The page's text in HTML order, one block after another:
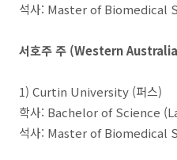
석사: Master of Biomedical
서호주 주 (Western
1) Curtin University (퍼스)
학사: Bachelor of Science
석사: Master of Biomedical